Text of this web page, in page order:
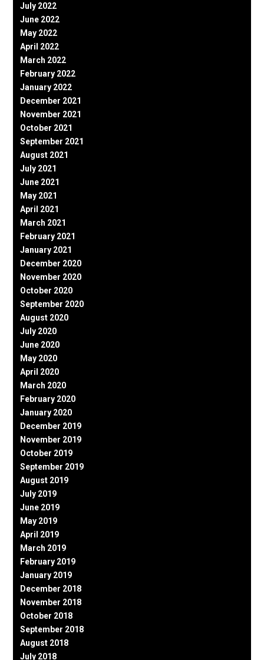
July 2022
June 2022
May 2022
April 2022
March 2022
February 2022
January 2022
December 2021
November 2021
October 2021
September 2021
August 2021
July 2021
June 2021
May 2021
April 2021
March 2021
February 2021
January 2021
December 2020
November 2020
October 2020
September 2020
August 2020
July 2020
June 2020
May 2020
April 2020
March 2020
February 2020
January 2020
December 2019
November 2019
October 2019
September 2019
August 2019
July 2019
June 2019
May 2019
April 2019
March 2019
February 2019
January 2019
December 2018
November 2018
October 2018
September 2018
August 2018
July 2018